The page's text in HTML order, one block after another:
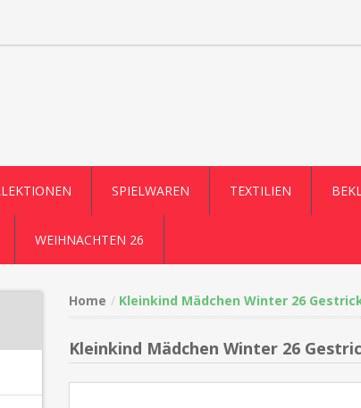
SPIELWAREN TEXTILIEN
WEIHNACHTEN 26
Home Kleinkind Mädchen Winter 26
Kleinkind Mädchen Winter 26